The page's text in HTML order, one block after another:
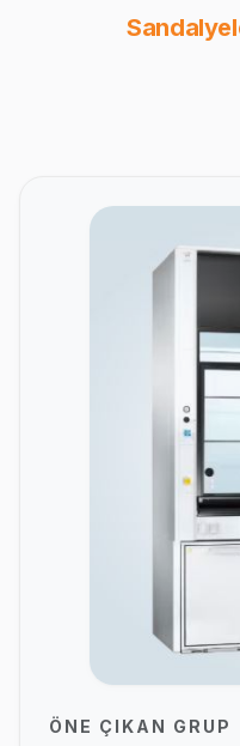
ÖNE ÇIKAN GRUP